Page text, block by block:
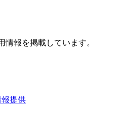
報を掲載しています。
提供